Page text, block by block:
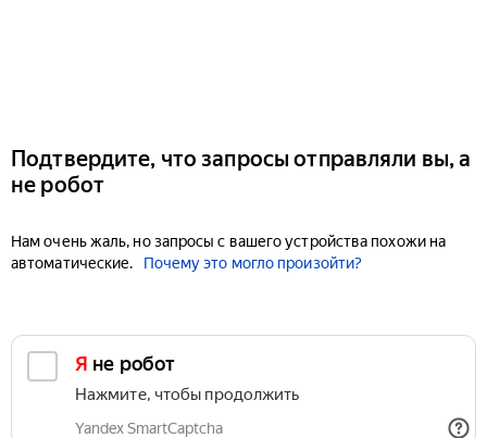
Подтвердите, что запросы отправляли вы, а
не робот
Нам очень жаль, но запросы с вашего устройства похожи на
автоматические.
Почему это могло произойти?
Я не робот
Нажмите, чтобы продолжить
Yandex SmartCaptcha